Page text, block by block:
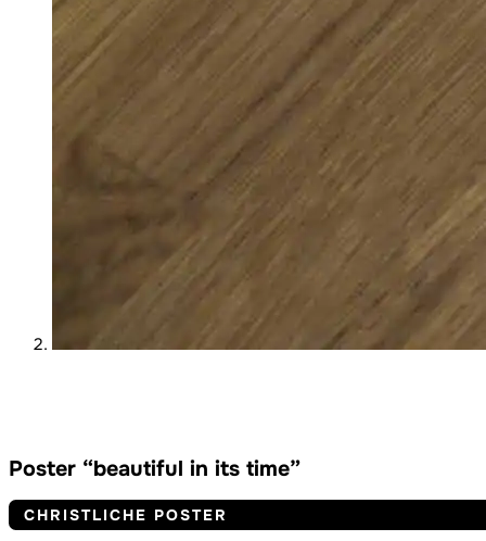
Poster “beautiful in its time”
CHRISTLICHE POSTER